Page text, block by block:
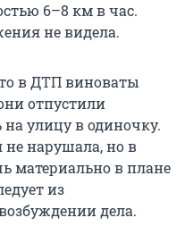
6–8 км в час.
не видела.
в ДТП виноваты
отпустили
улицу в одиночку.
нарушала, но в
материально в плане
из
дела.